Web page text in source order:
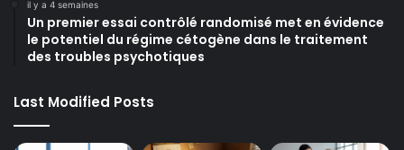
il y a 4 semaines
Un premier essai contrôlé randomisé met en évidence
le potentiel du régime cétogène dans le traitement
des troubles psychotiques
Last Modified Posts